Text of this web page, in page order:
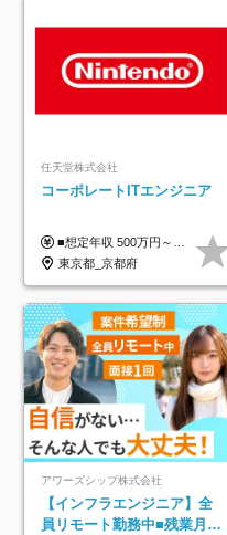
任天堂株式会社
コーポレートITエンジニア
■想定年収 500万円～900万円 月給制 月給278,000円～ ※残業が発生した場合、残業代を別途全額支給します ※試用期間2ヶ月あり(待遇や給与に差異はありません)
東京都_京都府
アワーズシップ株式会社
【インフラエンジニア】全
員リモート勤務中■残業月